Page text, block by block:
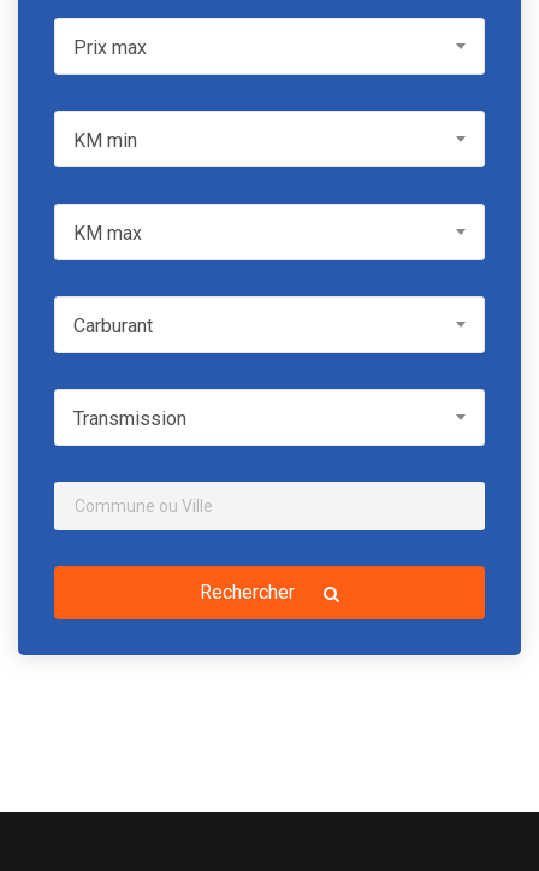
Prix maxPrix max
KM min
KM max
CarburantCarburant
TransmissionTransmission
Rechercher